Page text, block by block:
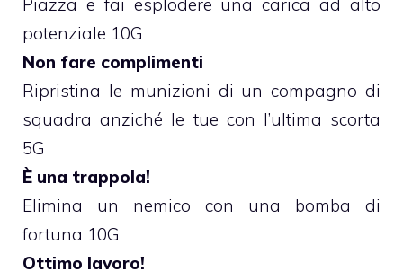
Piazza e fai esplodere una carica ad alto
potenziale 10G
Non fare complimenti
Ripristina le munizioni di un compagno di
squadra anziché le tue con l’ultima scorta
5G
È una trappola!
Elimina un nemico con una bomba di
fortuna 10G
Ottimo lavoro!